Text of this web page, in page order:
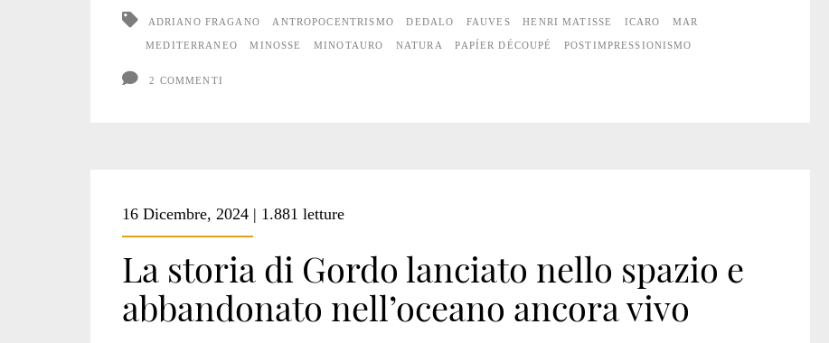
antropocentrica
ADRIANO FRAGANO ANTROPOCENTRISMO DEDALO FAUVES HENRI MATISSE ICARO MAR
MEDITERRANEO MINOSSE MINOTAURO NATURA PAPÍER DÉCOUPÉ POSTIMPRESSIONISMO
2 COMMENTI
16 Dicembre, 2024 | 1.881 letture
La storia di Gordo lanciato nello spazio e
abbandonato nell’oceano ancora vivo